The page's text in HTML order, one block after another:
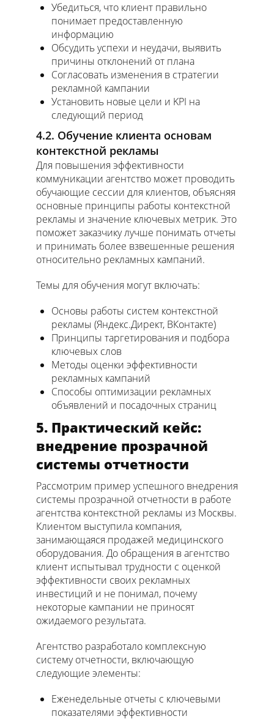
Убедиться, что клиент правильно
понимает предоставленную
информацию
Обсудить успехи и неудачи, выявить
причины отклонений от плана
Согласовать изменения в стратегии
рекламной кампании
Установить новые цели и KPI на
следующий период
4.2. Обучение клиента основам
контекстной рекламы
Для повышения эффективности
коммуникации агентство может проводить
обучающие сессии для клиентов, объясняя
основные принципы работы контекстной
рекламы и значение ключевых метрик. Это
поможет заказчику лучше понимать отчеты
и принимать более взвешенные решения
относительно рекламных кампаний.
Темы для обучения могут включать:
Основы работы систем контекстной
рекламы (Яндекс.Директ, ВКонтакте)
Принципы таргетирования и подбора
ключевых слов
Методы оценки эффективности
рекламных кампаний
Способы оптимизации рекламных
объявлений и посадочных страниц
5. Практический кейс:
внедрение прозрачной
системы отчетности
Рассмотрим пример успешного внедрения
системы прозрачной отчетности в работе
агентства контекстной рекламы из Москвы.
Клиентом выступила компания,
занимающаяся продажей медицинского
оборудования. До обращения в агентство
клиент испытывал трудности с оценкой
эффективности своих рекламных
инвестиций и не понимал, почему
некоторые кампании не приносят
ожидаемого результата.
Агентство разработало комплексную
систему отчетности, включающую
следующие элементы:
Еженедельные отчеты с ключевыми
показателями эффективности